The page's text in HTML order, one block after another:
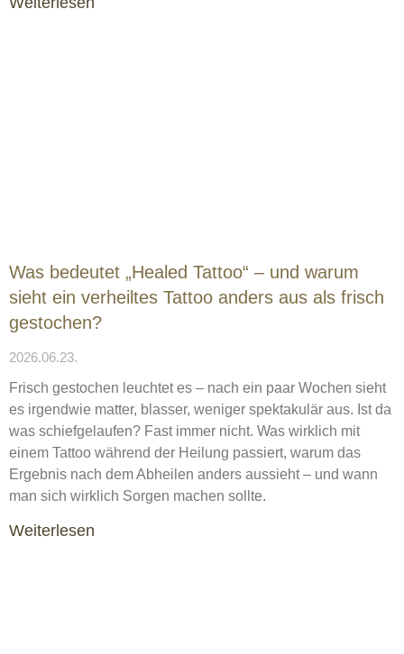
Was bedeutet „Healed Tattoo“ – und warum
sieht ein verheiltes Tattoo anders aus als frisch
gestochen?
2026.06.23.
Frisch gestochen leuchtet es – nach ein paar Wochen sieht
es irgendwie matter, blasser, weniger spektakulär aus. Ist da
was schiefgelaufen? Fast immer nicht. Was wirklich mit
einem Tattoo während der Heilung passiert, warum das
Ergebnis nach dem Abheilen anders aussieht – und wann
man sich wirklich Sorgen machen sollte.
Weiterlesen